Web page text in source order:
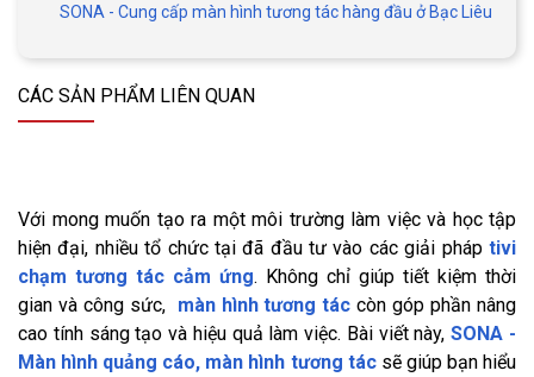
SONA - Cung cấp màn hình tương tác hàng đầu ở Bạc Liêu
CÁC SẢN PHẨM LIÊN QUAN
Với mong muốn tạo ra một môi trường làm việc và học tập
hiện đại, nhiều tổ chức tại đã đầu tư vào các giải pháp tivi
chạm tương tác cảm ứng. Không chỉ giúp tiết kiệm thời
gian và công sức, màn hình tương tác còn góp phần nâng
cao tính sáng tạo và hiệu quả làm việc. Bài viết này,SONA -
Màn hình quảng cáo, màn hình tương tácsẽ giúp bạn hiểu